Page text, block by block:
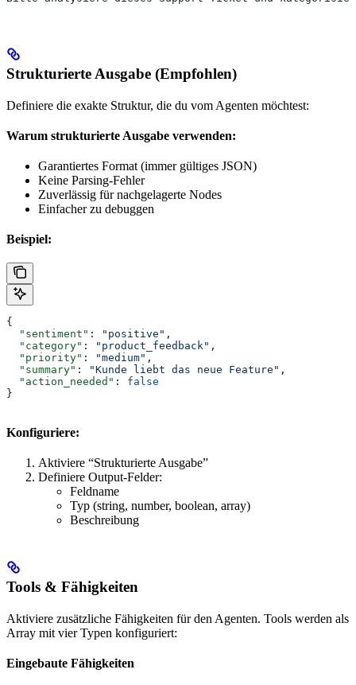
Strukturierte Ausgabe (Empfohlen)
Definiere die exakte Struktur, die du vom Agenten möchtest:
Warum strukturierte Ausgabe verwenden:
Garantiertes Format (immer gültiges JSON)
Keine Parsing-Fehler
Zuverlässig für nachgelagerte Nodes
Einfacher zu debuggen
Beispiel:
{
  "sentiment"
: "positive" ,
  "category"
: "product_feedback" ,
  "priority"
: "medium" ,
  "summary"
: "Kunde liebt das neue Feature" ,
  "action_needed"
: false
}
Konfiguriere:
Aktiviere “Strukturierte Ausgabe”
Definiere Output-Felder:
Feldname
Typ (string, number, boolean, array)
Beschreibung
Tools & Fähigkeiten
Aktiviere zusätzliche Fähigkeiten für den Agenten. Tools werden als
Array mit vier Typen konfiguriert:
Eingebaute Fähigkeiten